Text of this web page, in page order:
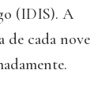
(IDIS). A
de cada nove